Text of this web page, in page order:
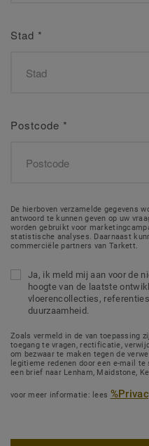
Stad *
Postcode *
De hierboven verzamelde gegevens
antwoord te kunnen geven op uw
worden gebruikt voor
statistische analyses. Daarnaast
commerciële partners van Tarkett.
Ja, ik meld mij aan voor de
hoogte van de laatste
vloerencollecties,
duurzaamheid.
Zoals vermeld in de van toepassing
toegang te vragen, rectificatie,
om bezwaar te maken tegen de
legitieme redenen door een e-mail
een brief naar Lenham, Maidstone,
voor meer informatie: lees